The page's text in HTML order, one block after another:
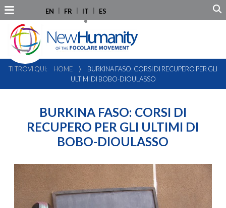
EN FR IT ES
TI TROVI QUI: HOME ⟩
BURKINA FASO: CORSI DI RECUPERO PER GLI
ULTIMI DI BOBO-DIOULASSO
BURKINA FASO: CORSI DI
RECUPERO PER GLI ULTIMI DI
BOBO-DIOULASSO